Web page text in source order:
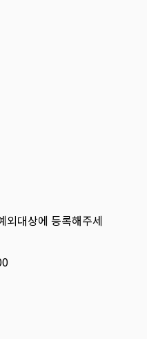
외대상에 등록해주세